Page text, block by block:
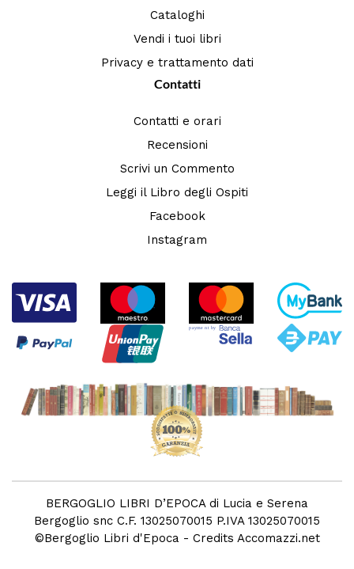
Cataloghi
Vendi i tuoi libri
Privacy e trattamento dati
Contatti
Contatti e orari
Recensioni
Scrivi un Commento
Leggi il Libro degli Ospiti
Facebook
Instagram
BERGOGLIO LIBRI D’EPOCA di Lucia e Serena
Bergoglio snc C.F. 13025070015 P.IVA 13025070015
©Bergoglio Libri d'Epoca - Credits Accomazzi.net